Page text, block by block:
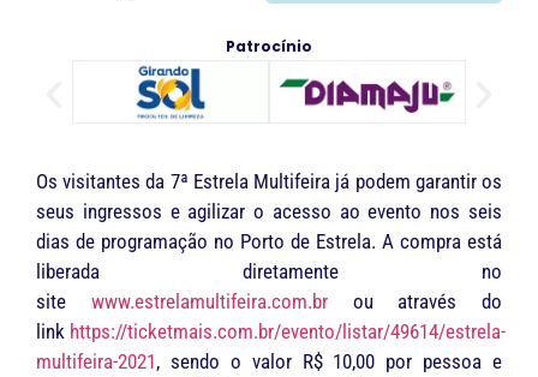
Patrocínio
Os visitantes da 7ª Estrela Multifeira já podem garantir os
seus ingressos e agilizar o acesso ao evento nos seis
dias de programação no Porto de Estrela. A compra está
liberada diretamente no
site www.estrelamultifeira.com.brou através do
link https://ticketmais.com.br/evento/listar/49614/estrela-
multifeira-2021, sendo o valor R$ 10,00 por pessoa e